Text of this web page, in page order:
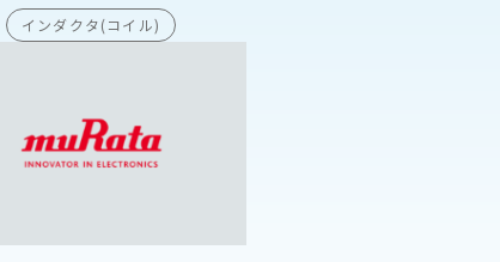
インダクタ(コイル)